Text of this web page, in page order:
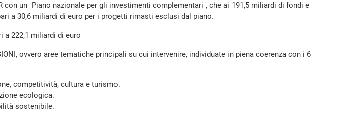
con un "Piano nazionale per gli investimenti complementari", che ai 191,5 miliardi di fondi e
a 30,6 miliardi di euro per i progetti rimasti esclusi dal piano.
a 222,1 miliardi di euro
ovvero aree tematiche principali su cui intervenire, individuate in piena coerenza con i 6
competitività, cultura e turismo.
ecologica.
sostenibile.